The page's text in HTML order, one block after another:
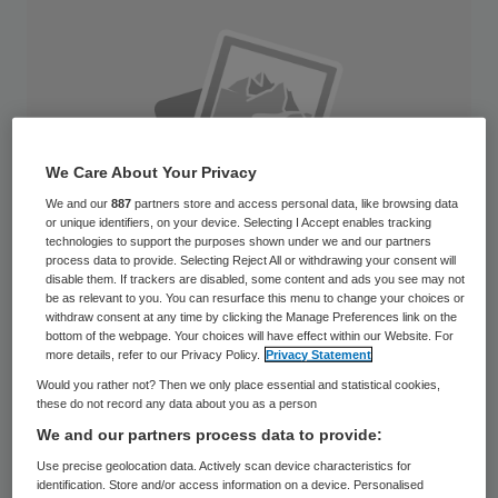
Door de forse winst die
zorgkostenverzekeraars boeken, kan de
premie voor ziektekosten voor elke
premiebetaler omlaag met maandelijks 15
We Care About Your Privacy
We and our887 partners store and access personal data, like browsing data
or unique identifiers, on your device. Selecting I Accept enables tracking
technologies to support the purposes shown under we and our partners
process data to provide. Selecting Reject All or withdrawing your consent will
disable them. If trackers are disabled, some content and ads you see may not
be as relevant to you. You can resurface this menu to change your choices or
withdraw consent at any time by clicking the Manage Preferences link on the
bottom of the webpage. Your choices will have effect within our Website. For
more details, refer to our Privacy Policy.
Privacy Statement
Would you rather not? Then we only place essential and statistical cookies,
these do not record any data about you as a person
We and our partners process data to provide:
Use precise geolocation data. Actively scan device characteristics for
identification. Store and/or access information on a device. Personalised